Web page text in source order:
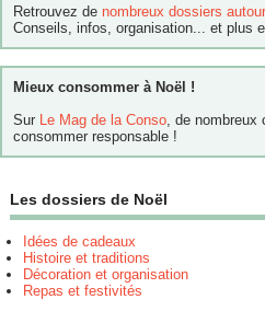
Retrouvez de nombreux dossiers
Conseils, infos, organisation... et plus
Mieux consommer à Noël !
Sur
Le Mag de la Conso , de
consommer responsable !
Les dossiers de Noël
Idées de cadeaux
Histoire et traditions
Décoration et organisation
Repas et festivités